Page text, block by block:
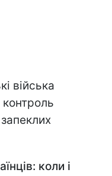
війська
коли і